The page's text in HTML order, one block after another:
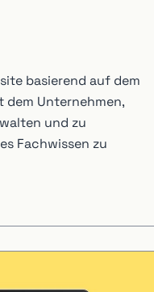
basierend auf dem
dem Unternehmen,
und zu
Fachwissen zu